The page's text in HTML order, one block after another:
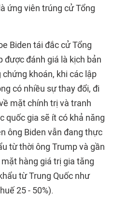
ứng viên trúng cử Tổng
Biden tái đắc cử Tổng
được đánh giá là kịch bản
khoán, khi các lập
có nhiều sự thay đổi, đi
mặt chính trị và tranh
quốc gia sẽ ít có khả năng
ông Biden vẫn đang thực
từ thời ông Trump và gần
hàng giá trị gia tăng
từ Trung Quốc như
25 - 50%).